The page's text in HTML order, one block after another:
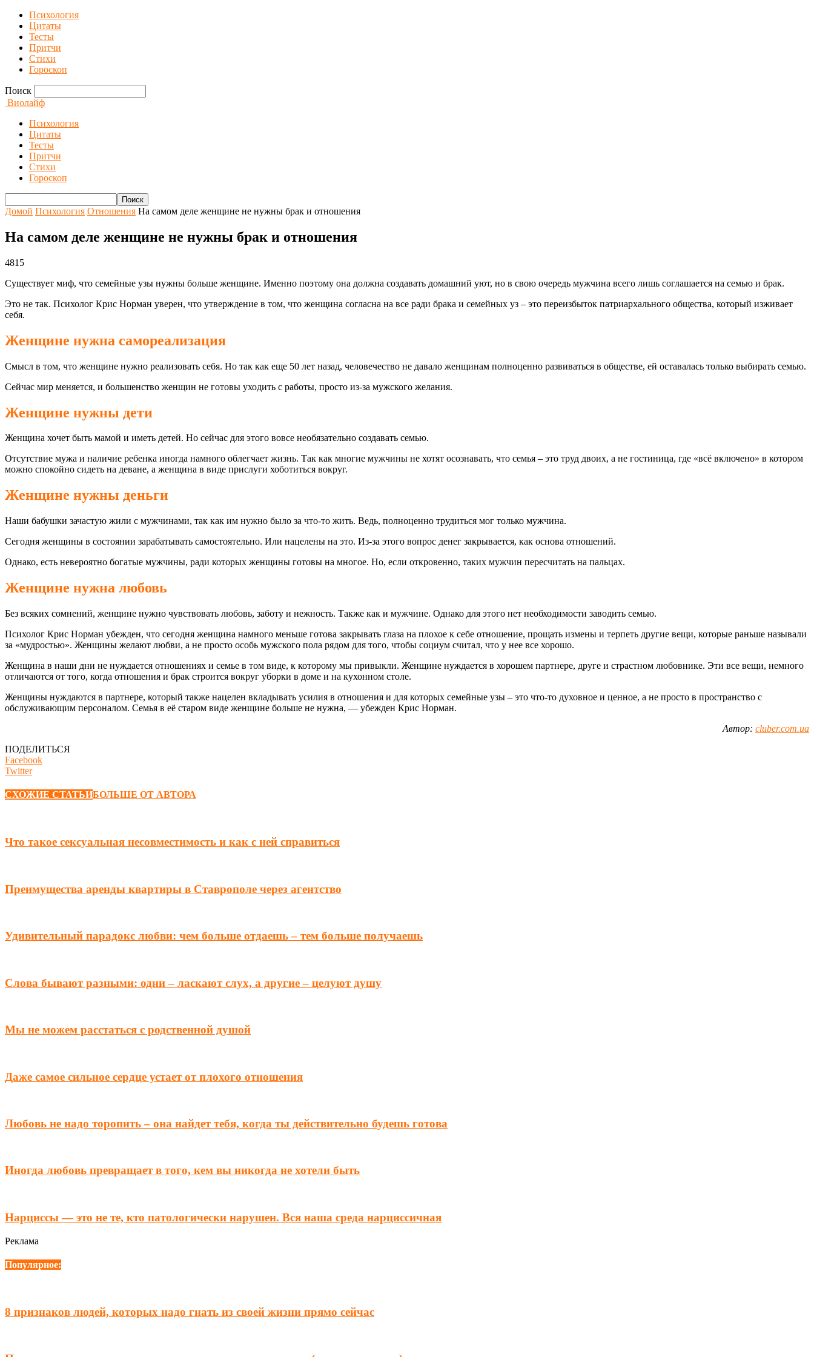
Психология
Цитаты
Тесты
Притчи
Стихи
Гороскоп
Поиск
Виолайф
Психология
Цитаты
Тесты
Притчи
Стихи
Гороскоп
Домой Психология Отношения На самом деле женщине не нужны брак и отношения
На самом деле женщине не нужны брак и отношения
4815
Существует миф, что семейные узы нужны больше женщине. Именно поэтому она должна создавать домашний уют, но в свою очередь мужчина всего лишь соглашается на семью и брак.
Это не так. Психолог Крис Норман уверен, что утверждение в том, что женщина согласна на все ради брака и семейных уз – это переизбыток патриархального общества, который изживает
себя.
Женщине нужна самореализация
Смысл в том, что женщине нужно реализовать себя. Но так как еще 50 лет назад, человечество не давало женщинам полноценно развиваться в обществе, ей оставалась только выбирать семью.
Сейчас мир меняется, и большенство женщин не готовы уходить с работы, просто из-за мужского желания.
Женщине нужны дети
Женщина хочет быть мамой и иметь детей. Но сейчас для этого вовсе необязательно создавать семью.
Отсутствие мужа и наличие ребенка иногда намного облегчает жизнь. Так как многие мужчины не хотят осознавать, что семья – это труд двоих, а не гостиница, где «всё включено» в котором
можно спокойно сидеть на деване, а женщина в виде прислуги хоботиться вокруг.
Женщине нужны деньги
Наши бабушки зачастую жили с мужчинами, так как им нужно было за что-то жить. Ведь, полноценно трудиться мог только мужчина.
Сегодня женщины в состоянии зарабатывать самостоятельно. Или нацелены на это. Из-за этого вопрос денег закрывается, как основа отношений.
Однако, есть невероятно богатые мужчины, ради которых женщины готовы на многое. Но, если откровенно, таких мужчин пересчитать на пальцах.
Женщине нужна любовь
Без всяких сомнений, женщине нужно чувствовать любовь, заботу и нежность. Также как и мужчине. Однако для этого нет необходимости заводить семью.
Психолог Крис Норман убежден, что сегодня женщина намного меньше готова закрывать глаза на плохое к себе отношение, прощать измены и терпеть другие вещи, которые раньше называли
за «мудростью». Женщины желают любви, а не просто особь мужского пола рядом для того, чтобы социум считал, что у нее все хорошо.
Женщина в наши дни не нуждается отношениях и семье в том виде, к которому мы привыкли. Женщине нуждается в хорошем партнере, друге и страстном любовнике. Эти все вещи, немного
отличаются от того, когда отношения и брак строится вокруг уборки в доме и на кухонном столе.
Женщины нуждаются в партнере, который также нацелен вкладывать усилия в отношения и для которых семейные узы – это что-то духовное и ценное, а не просто в пространство с
обслуживающим персоналом. Семья в её старом виде женщине больше не нужна, — убежден Крис Норман.
Автор: cluber.com.ua
ПОДЕЛИТЬСЯ
Facebook
Twitter
СХОЖИЕ СТАТЬИБОЛЬШЕ ОТ АВТОРА
Что такое сексуальная несовместимость и как с ней справиться
Преимущества аренды квартиры в Ставрополе через агентство
Удивительный парадокс любви: чем больше отдаешь – тем больше получаешь
Слова бывают разными: одни – ласкают слух, а другие – целуют душу
Мы не можем расстаться с родственной душой
Даже самое сильное сердце устает от плохого отношения
Любовь не надо торопить – она найдет тебя, когда ты действительно будешь готова
Иногда любовь превращает в того, кем вы никогда не хотели быть
Нарциссы — это не те, кто патологически нарушен. Вся наша среда нарциссичная
Реклама
Популярное:
8 признаков людей, которых надо гнать из своей жизни прямо сейчас